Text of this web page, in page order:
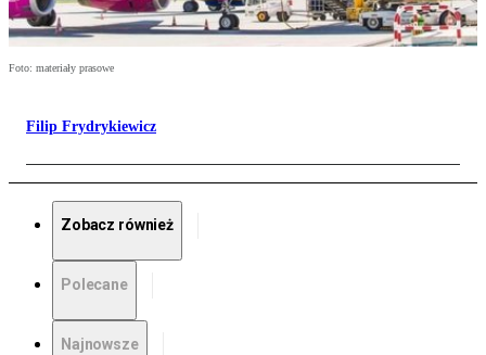
Foto: materiały prasowe
Filip Frydrykiewicz
Zobacz również
Polecane
Najnowsze